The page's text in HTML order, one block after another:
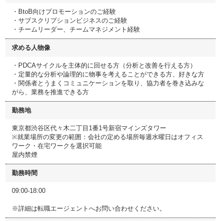
・BtoB向けプロモーションのご経験
・サブスクリプションビジネスのご経験
・チームリーダー、チームマネジメント経験
求める人物像
・PDCAサイクルを主体的に回せる方（分析と改善を行える方）
・定量的な分析や論理的に物事を考えることができる方、好きな方
・関係者とうまくコミュニケーションを取り、協力者を巻き込みな
がら、業務を推進できる方
勤務地
東京都渋谷区代々木二丁目1番1号新宿マインズタワー
※就業場所の変更の範囲：会社の定める場所毎週水曜日はオフィス
ワーク・在宅ワークを選択可能
屋内禁煙
勤務時間
09:00-18:00
※詳細は転職エージェントへお問い合わせください。